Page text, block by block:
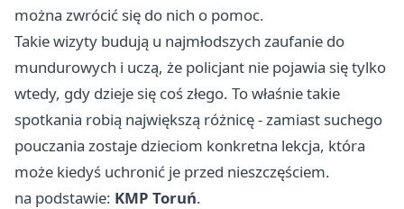
można zwrócić się do nich o pomoc.
Takie wizyty budują u najmłodszych zaufanie do
mundurowych i uczą, że policjant nie pojawia się tylko
wtedy, gdy dzieje się coś złego. To właśnie takie
spotkania robią największą różnicę - zamiast suchego
pouczania zostaje dzieciom konkretna lekcja, która
może kiedyś uchronić je przed nieszczęściem.
na podstawie: KMP Toruń.